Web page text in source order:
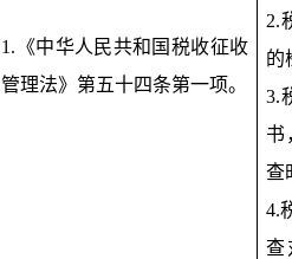
1.《中华人民共和国税收征收
管理法》第五十四条第一项。
2.
的
3.
书
查
4.
查